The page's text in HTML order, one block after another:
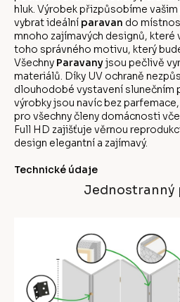
hluk. Výrobek přizpůsobíme
vybrat ideální paravan do
mnoho zajímavých designů, které
toho správného motivu, který
Všechny Paravanyjsou pečlivě
materiálů. Díky UV ochraně
dlouhodobé vystavení slunečním
výrobky jsou navíc bez
pro všechny členy domácnosti
Full HD zajišťuje věrnou
design elegantní a zajímavý.
Technické údaje
Jednostranný